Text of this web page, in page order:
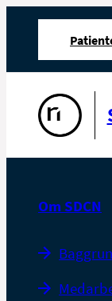
Om SDCN